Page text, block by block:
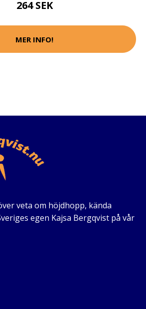
264 SEK
MER INFO!
veta om höjdhopp, kända
egen Kajsa Bergqvist på vår